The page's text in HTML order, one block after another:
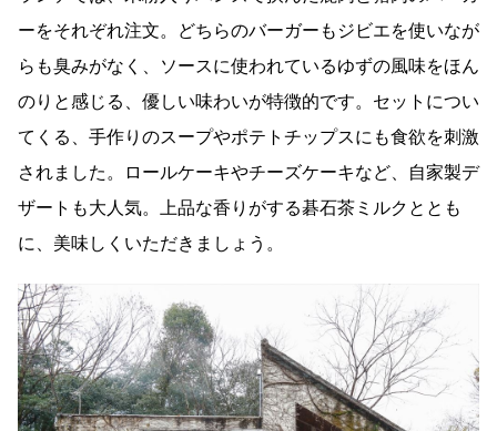
ーをそれぞれ注文。どちらのバーガーもジビエを使いなが
らも臭みがなく、ソースに使われているゆずの風味をほん
のりと感じる、優しい味わいが特徴的です。セットについ
てくる、手作りのスープやポテトチップスにも食欲を刺激
されました。ロールケーキやチーズケーキなど、自家製デ
ザートも大人気。上品な香りがする碁石茶ミルクととも
に、美味しくいただきましょう。